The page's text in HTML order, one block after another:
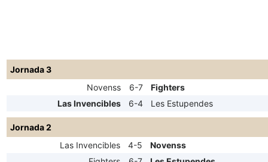
Jornada 3
Novenss
6-7
Fighters
Las Invencibles
6-4 Les Estupendes
Jornada 2
Las Invencibles
4-5
Novenss